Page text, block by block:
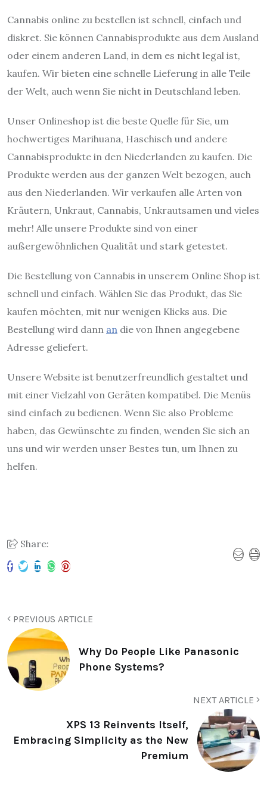
Cannabis online zu bestellen ist schnell, einfach und
diskret. Sie können Cannabisprodukte aus dem Ausland
oder einem anderen Land, in dem es nicht legal ist,
kaufen. Wir bieten eine schnelle Lieferung in alle Teile
der Welt, auch wenn Sie nicht in Deutschland leben.
Unser Onlineshop ist die beste Quelle für Sie, um
hochwertiges Marihuana, Haschisch und andere
Cannabisprodukte in den Niederlanden zu kaufen. Die
Produkte werden aus der ganzen Welt bezogen, auch
aus den Niederlanden. Wir verkaufen alle Arten von
Kräutern, Unkraut, Cannabis, Unkrautsamen und vieles
mehr! Alle unsere Produkte sind von einer
außergewöhnlichen Qualität und stark getestet.
Die Bestellung von Cannabis in unserem Online Shop ist
schnell und einfach. Wählen Sie das Produkt, das Sie
kaufen möchten, mit nur wenigen Klicks aus. Die
Bestellung wird dann an die von Ihnen angegebene
Adresse geliefert.
Unsere Website ist benutzerfreundlich gestaltet und
mit einer Vielzahl von Geräten kompatibel. Die Menüs
sind einfach zu bedienen. Wenn Sie also Probleme
haben, das Gewünschte zu finden, wenden Sie sich an
uns und wir werden unser Bestes tun, um Ihnen zu
helfen.
Share:
PREVIOUS ARTICLE
Why Do People Like Panasonic
Phone Systems?
NEXT ARTICLE
XPS 13 Reinvents Itself,
Embracing Simplicity as the New
Premium